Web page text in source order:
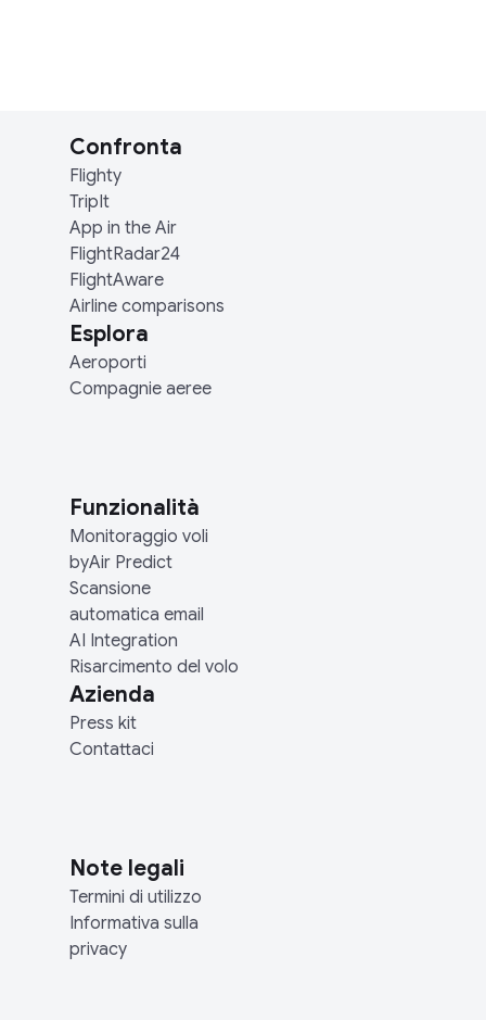
Confronta
Flighty
TripIt
App in the Air
FlightRadar24
FlightAware
Airline comparisons
Esplora
Aeroporti
Compagnie aeree
Funzionalità
Monitoraggio voli
byAir Predict
Scansione
automatica email
AI Integration
Risarcimento del volo
Azienda
Press kit
Contattaci
Note legali
Termini di utilizzo
Informativa sulla
privacy